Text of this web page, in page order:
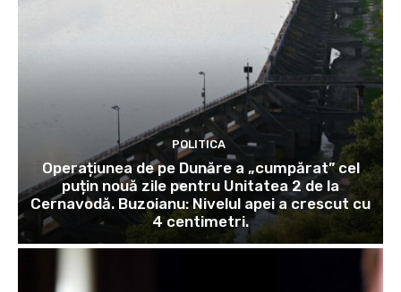
POLITICA
Operațiunea de pe Dunăre a „cumpărat” cel
puțin nouă zile pentru Unitatea 2 de la
Cernavodă. Buzoianu: Nivelul apei a crescut cu
4 centimetri.